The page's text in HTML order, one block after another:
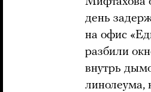
день
на офис
разбили
внутрь
линолеума,